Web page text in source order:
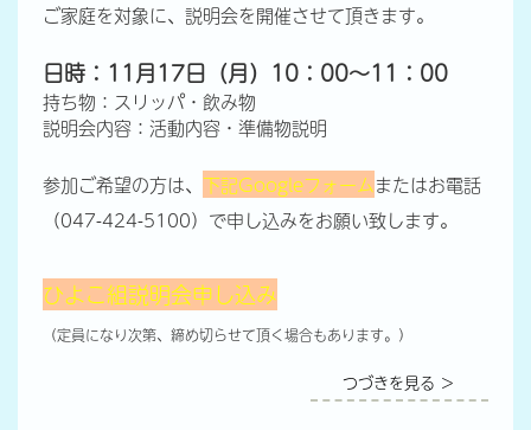
ご家庭を対象に、説明会を開催させて頂きます。
日時：11月17日（月）10：00～11：00
持ち物：スリッパ・飲み物
説明会内容：活動内容・準備物説明
参加ご希望の方は、 下記Googleフォームまたはお電話
（047-424-5100）で申し込みをお願い致します。
ひよこ組説明会申し込み
（定員になり次第、締め切らせて頂く場合もあります。）
つづきを見る ＞